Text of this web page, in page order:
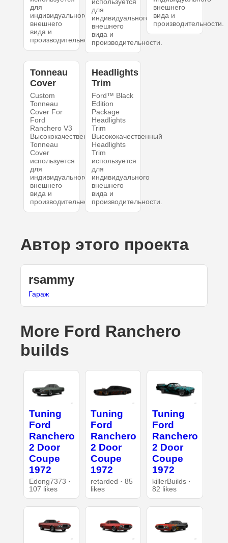
для
индивидуального
внешнего
вида и
производительности.
используется
для
индивидуального
внешнего
вида и
производительности.
внешнего
вида и
производительности.
Tonneau
Cover
Custom
Tonneau
Cover For
Ford
Ranchero V3
Высококачественный
Tonneau
Cover
используется
для
индивидуального
внешнего
вида и
производительности.
Headlights
Trim
Ford™ Black
Edition
Package
Headlights
Trim
Высококачественный
Headlights
Trim
используется
для
индивидуального
внешнего
вида и
производительности.
Автор этого проекта
rsammy
Гараж
More Ford Ranchero
builds
Tuning
Ford
Ranchero
2 Door
Coupe
1972
Edong7373 ·
107 likes
Tuning
Ford
Ranchero
2 Door
Coupe
1972
retarded · 85
likes
Tuning
Ford
Ranchero
2 Door
Coupe
1972
killerBuilds ·
82 likes